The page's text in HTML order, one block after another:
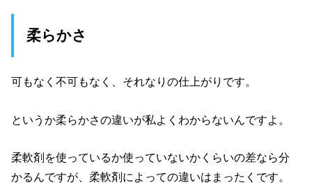
柔らかさ
可もなく不可もなく、それなりの仕上がりです。
というか柔らかさの違いが私よくわからないんですよ。
柔軟剤を使っているか使っていないかくらいの差なら分
かるんですが、柔軟剤によっての違いはまったくです。